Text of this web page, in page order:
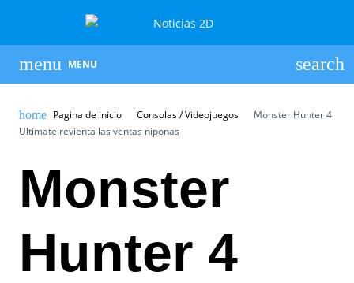
MENU
Pagina de inicio Consolas / Videojuegos
Monster Hunter 4
Ultimate revienta las ventas niponas
Monster
Hunter 4